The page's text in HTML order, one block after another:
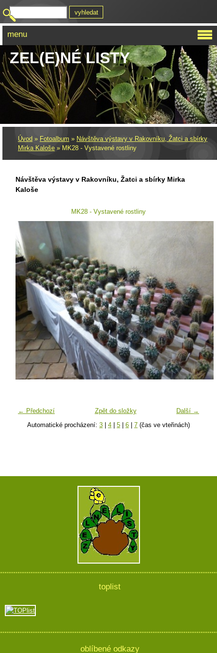
ZEL(E)NÉ LISTY
Úvod » Fotoalbum » Návštěva výstavy v Rakovníku, Žatci a sbírky
Mirka Kaloše » MK28 - Vystavené rostliny
Návštěva výstavy v Rakovníku, Žatci a sbírky Mirka
Kaloše
MK28 - Vystavené rostliny
← Předchozí Další →
Zpět do složky
Automatické procházení: 3 | 4 | 5 | 6 | 7 (čas ve vteřinách)
menu
toplist
oblíbené odkazy